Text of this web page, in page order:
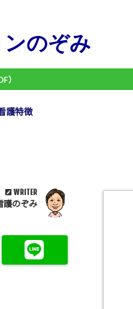
のぞみ
）
護特徴
WRITER
護のぞみ